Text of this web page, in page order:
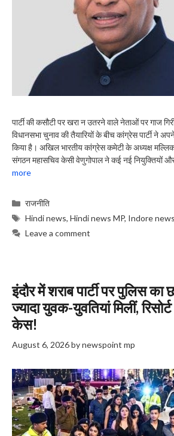
पार्टी की कसौटी पर खरा न उतरने वाले नेताओं पर गाज
विधानसभा चुनाव की तैयारियों के बीच कांग्रेस पार्टी ने
किया है। अखिल भारतीय कांग्रेस कमेटी के अध्यक्ष
संगठन महासचिव केसी वेणुगोपाल ने कई नई
more
Categories
राजनीति
Tags
Hindi news,Hindi news MP, Indore
Leave a comment
इंदौर में शराब पार्टी पर पुलिस का
ज्यादा युवक-युवतियां मिलीं,
केस!
August 6, 2026bynewspoint mp